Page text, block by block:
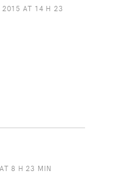
2015 AT 14 H 23
8 H 23 MIN